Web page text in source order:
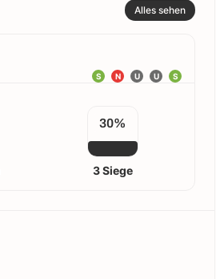
Alles sehen
S
U
U
N
S
30%
3 Siege